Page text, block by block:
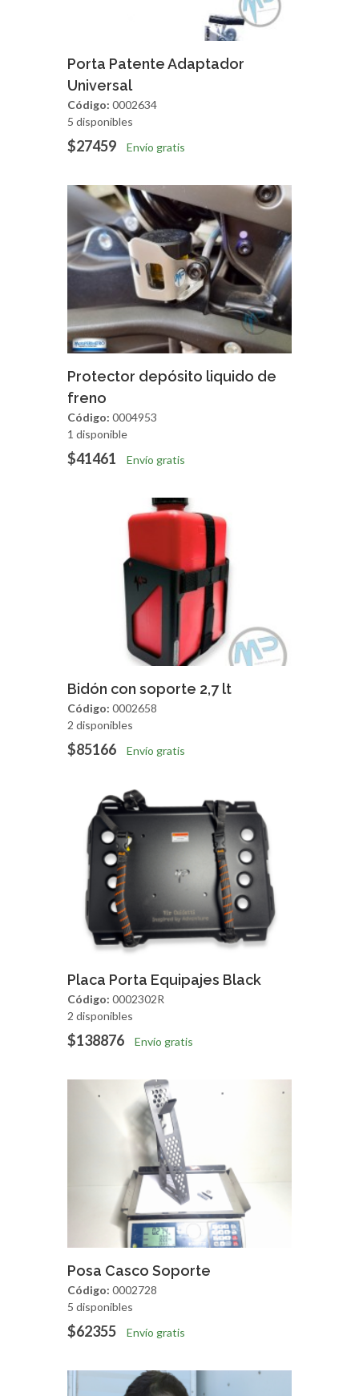
Agregar Vista Rapida
Porta Patente Adaptador
Universal
Código: 0002634
5 disponibles
$27459 Envío gratis
Agregar Vista Rapida
Protector depósito liquido de
freno
Código: 0004953
1 disponible
$41461 Envío gratis
Agregar Vista Rapida
Bidón con soporte 2,7 lt
Código: 0002658
2 disponibles
$85166 Envío gratis
Agregar Vista Rapida
Placa Porta Equipajes Black
Código: 0002302R
2 disponibles
$138876 Envío gratis
Agregar
Posa Casco Soporte
Código: 0002728
5 disponibles
$62355 Envío gratis